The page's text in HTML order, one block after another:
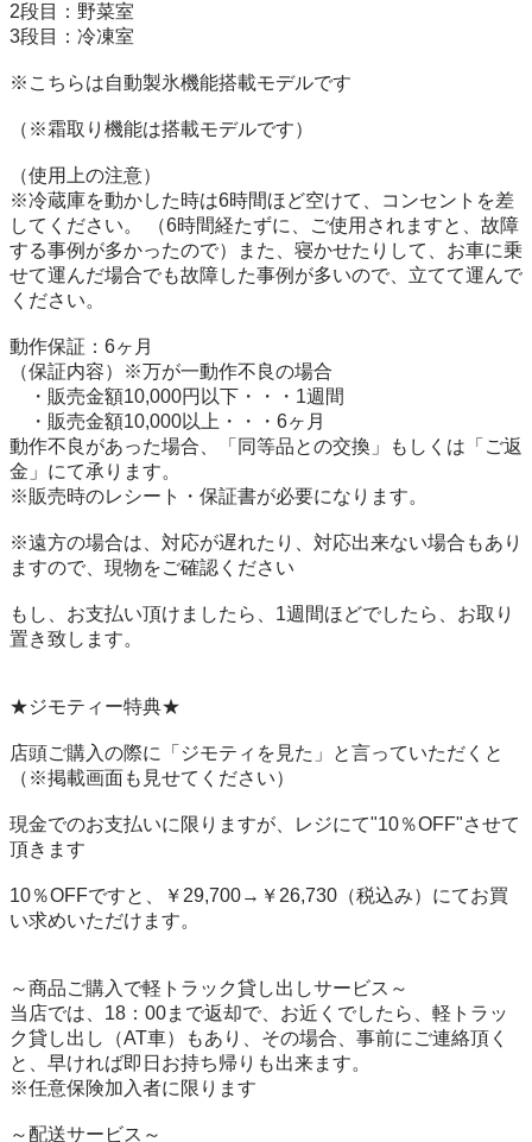
2段目：野菜室
3段目：冷凍室
※こちらは自動製氷機能搭載モデルです
（※霜取り機能は搭載モデルです）
（使用上の注意）
※冷蔵庫を動かした時は6時間ほど空けて、コンセントを差
してください。 （6時間経たずに、ご使用されますと、故障
する事例が多かったので）また、寝かせたりして、お車に乗
せて運んだ場合でも故障した事例が多いので、立てて運んで
ください。
動作保証：6ヶ月
（保証内容）※万が一動作不良の場合
・販売金額10,000円以下・・・1週間
・販売金額10,000以上・・・6ヶ月
動作不良があった場合、「同等品との交換」もしくは「ご返
金」にて承ります。
※販売時のレシート・保証書が必要になります。
※遠方の場合は、対応が遅れたり、対応出来ない場合もあり
ますので、現物をご確認ください
もし、お支払い頂けましたら、1週間ほどでしたら、お取り
置き致します。
★ジモティー特典★
店頭ご購入の際に「ジモティを見た」と言っていただくと
（※掲載画面も見せてください）
現金でのお支払いに限りますが、レジにて"10％OFF"させて
頂きます
10％OFFですと、￥29,700→￥26,730（税込み）にてお買
い求めいただけます。
～商品ご購入で軽トラック貸し出しサービス～
当店では、18：00まで返却で、お近くでしたら、軽トラッ
ク貸し出し（AT車）もあり、その場合、事前にご連絡頂く
と、早ければ即日お持ち帰りも出来ます。
※任意保険加入者に限ります
～配送サービス～